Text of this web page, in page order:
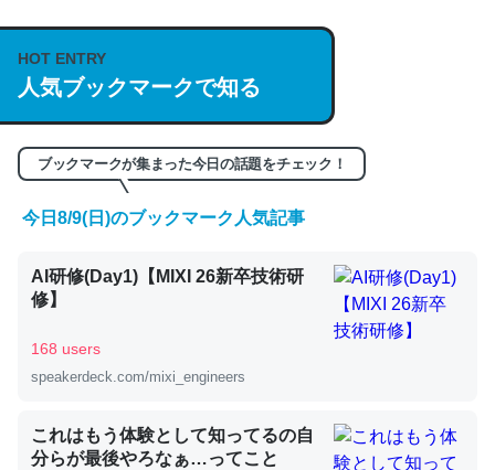
説してる記事が少ないので貴重な良記事。/続編来た
https://isobe324649.hatenablog.com/entry/2023/03/27
/064121
─GPTの仕組みと限界についての考察（１） - conceptualization
くらい。小説でいう「ずっと前の伏線」は回収されないけ
ど、短期記憶というには多い分量。進化すればするほど分
かりやすく強くなりそう
─GPTの仕組みと限界についての考察（１） - conceptualization
HOT ENTRY
人気ブックマークで知る
ブックマークが集まった今日の話題をチェック！
今日8/9(日)のブックマーク人気記事
AI研修(Day1)【MIXI 26新卒技術研
修】
168 users
speakerdeck.com/mixi_engineers
これはもう体験として知ってるの自
分らが最後やろなぁ…ってこと